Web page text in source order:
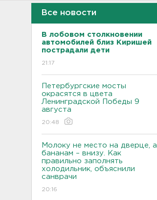
Все новости
В лобовом столкновении
автомобилей близ Киришей
пострадали дети
21:17
Петербургские мосты
окрасятся в цвета
Ленинградской Победы 9
августа
20:48
Молоку не место на дверце, а
бананам – внизу. Как
правильно заполнять
холодильник, объяснили
санврачи
20:16